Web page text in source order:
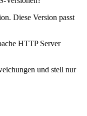
Diese Version passt
HTTP Server
und stell nur